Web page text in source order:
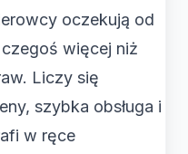
oczekują od
więcej niż
Liczy się
szybka obsługa i
w ręce